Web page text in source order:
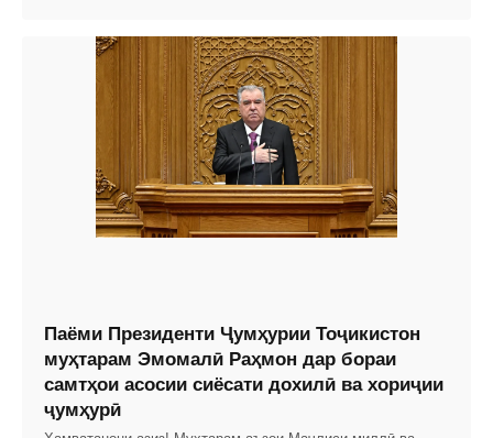
Паёми Президенти Ҷумҳурии Тоҷикистон
муҳтарам Эмомалӣ Раҳмон дар бораи
самтҳои асосии сиёсати дохилӣ ва хориҷии
ҷумҳурӣ